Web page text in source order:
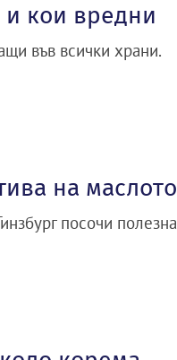
кои вредни
във всички храни.
на маслото
посочи полезна